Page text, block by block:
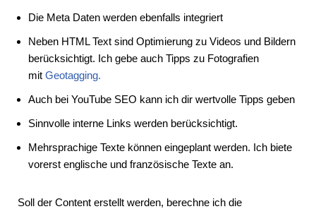
Die Meta Daten werden ebenfalls integriert
Neben HTML Text sind Optimierung zu Videos und Bildern
berücksichtigt. Ich gebe auch Tipps zu Fotografien
mit Geotagging.
Auch bei YouTube SEO kann ich dir wertvolle Tipps geben
Sinnvolle interne Links werden berücksichtigt.
Mehrsprachige Texte können eingeplant werden. Ich biete
vorerst englische und französische Texte an.
Soll der Content erstellt werden, berechne ich die